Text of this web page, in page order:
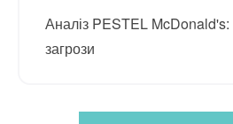
Аналіз PESTEL
загрози